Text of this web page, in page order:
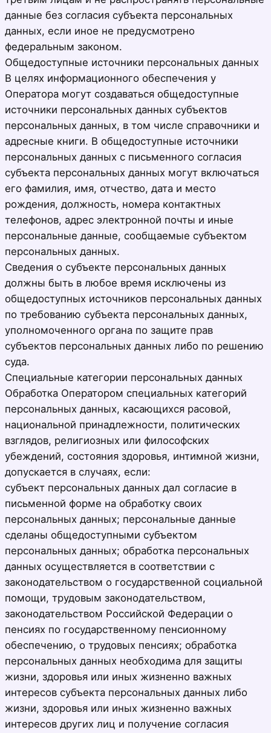
данные без согласия субъекта персональных
данных, если иное не предусмотрено
федеральным законом.
Общедоступные источники персональных данных
В целях информационного обеспечения у
Оператора могут создаваться общедоступные
источники персональных данных субъектов
персональных данных, в том числе справочники и
адресные книги. В общедоступные источники
персональных данных с письменного согласия
субъекта персональных данных могут включаться
его фамилия, имя, отчество, дата и место
рождения, должность, номера контактных
телефонов, адрес электронной почты и иные
персональные данные, сообщаемые субъектом
персональных данных.
Сведения о субъекте персональных данных
должны быть в любое время исключены из
общедоступных источников персональных данных
по требованию субъекта персональных данных,
уполномоченного органа по защите прав
субъектов персональных данных либо по решению
суда.
Специальные категории персональных данных
Обработка Оператором специальных категорий
персональных данных, касающихся расовой,
национальной принадлежности, политических
взглядов, религиозных или философских
убеждений, состояния здоровья, интимной жизни,
допускается в случаях, если:
субъект персональных данных дал согласие в
письменной форме на обработку своих
персональных данных; персональные данные
сделаны общедоступными субъектом
персональных данных; обработка персональных
данных осуществляется в соответствии с
законодательством о государственной социальной
помощи, трудовым законодательством,
законодательством Российской Федерации о
пенсиях по государственному пенсионному
обеспечению, о трудовых пенсиях; обработка
персональных данных необходима для защиты
жизни, здоровья или иных жизненно важных
интересов субъекта персональных данных либо
жизни, здоровья или иных жизненно важных
интересов других лиц и получение согласия